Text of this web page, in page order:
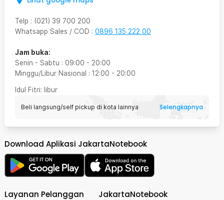
Telp : (021) 39 700 200
Whatsapp Sales / COD : 0896 135 222 00
Jam buka:
Senin - Sabtu : 09:00 - 20:00
Minggu/Libur Nasional : 12:00 - 20:00
Idul Fitri: libur
Beli langsung/self pickup di kota lainnya Selengkapnya
Download Aplikasi JakartaNotebook
Layanan Pelanggan JakartaNotebook